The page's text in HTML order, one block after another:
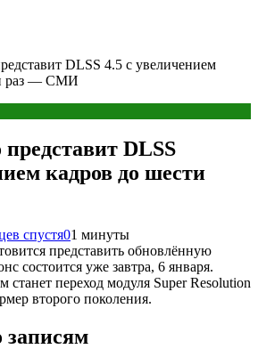
DLSS 4.5 с увеличением
раз — СМИ
DLSS
кадров до шести
спустя01 минуты
представить обновлённую
состоится уже завтра, 6 января.
переход модуля Super Resolution
второго поколения.
записям